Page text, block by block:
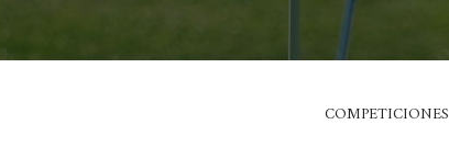
COMPETICIONES